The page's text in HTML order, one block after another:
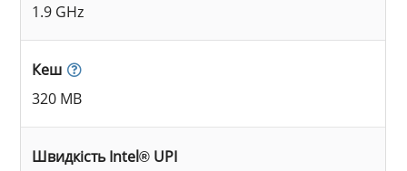
1.9 GHz
Кеш
320 MB
Швидкість Intel® UPI